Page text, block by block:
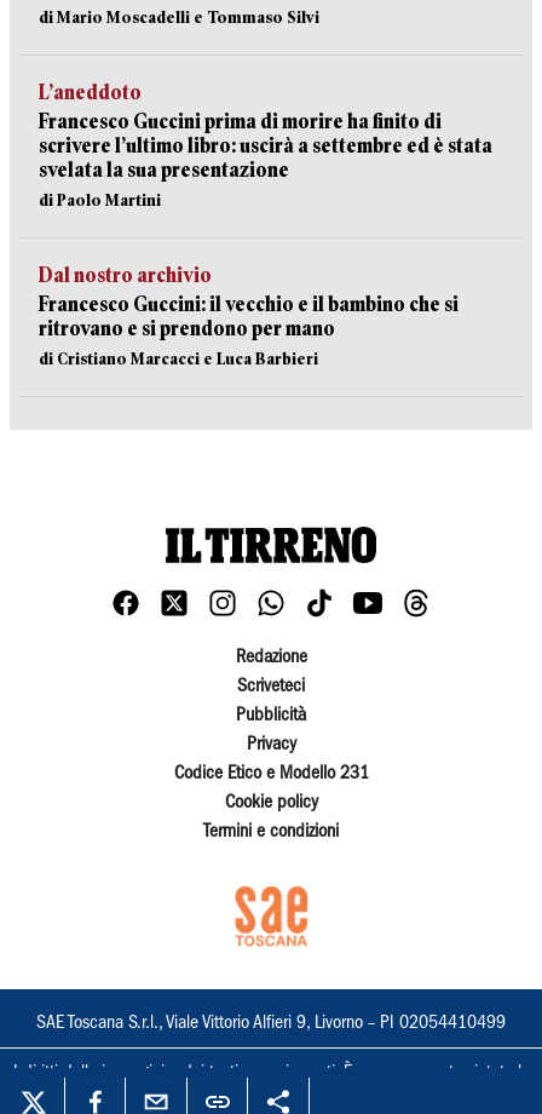
di Mario Moscadelli e Tommaso Silvi
L’aneddoto
Francesco Guccini prima di morire ha finito di
scrivere l’ultimo libro: uscirà a settembre ed è stata
svelata la sua presentazione
di Paolo Martini
Dal nostro archivio
Francesco Guccini: il vecchio e il bambino che si
ritrovano e si prendono per mano
di Cristiano Marcacci e Luca Barbieri
Redazione
Scriveteci
Pubblicità
Privacy
Codice Etico e Modello 231
Cookie policy
Termini e condizioni
SAE Toscana S.r.l., Viale Vittorio Alfieri 9, Livorno – PI 02054410499
I diritti delle immagini e dei testi sono riservati. È espressamente vietata la
loro riproduzione con qualsiasi mezzo e l'adattamento totale o parziale.